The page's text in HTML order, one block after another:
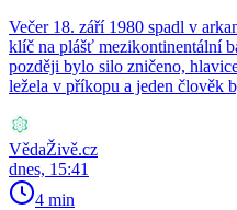
Večer 18. září 1980 spadl v
klíč na plášť mezikontinentální
později bylo silo zničeno,
ležela v příkopu a jeden člověk
VědaŽivě.cz
dnes, 15:41
4 min